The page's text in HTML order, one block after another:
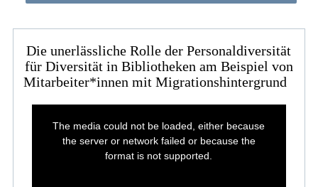
Die unerlässliche Rolle der Personaldiversität
für Diversität in Bibliotheken am Beispiel von
Mitarbeiter*innen mit Migrationshintergrund
The media could not be loaded, either because
the server or network failed or because the
format is not supported.